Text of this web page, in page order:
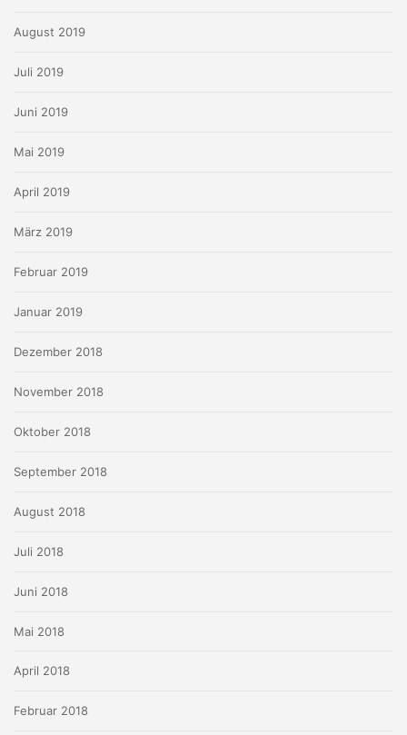
August 2019
Juli 2019
Juni 2019
Mai 2019
April 2019
März 2019
Februar 2019
Januar 2019
Dezember 2018
November 2018
Oktober 2018
September 2018
August 2018
Juli 2018
Juni 2018
Mai 2018
April 2018
Februar 2018